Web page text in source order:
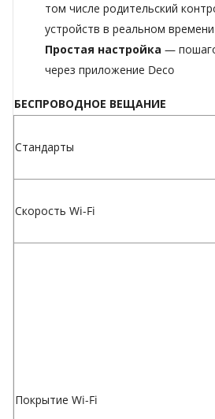
том числе родительский
устройств в реальном времени
Простая настройка —
через приложение Deco
БЕСПРОВОДНОЕ ВЕЩАНИЕ
Стандарты
Скорость Wi-Fi
Покрытие Wi-Fi